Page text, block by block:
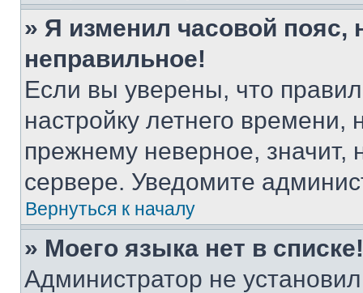
» Я изменил часовой пояс,
неправильное!
Если вы уверены, что
настройку летнего
прежнему неверное, значит,
сервере. Уведомите
Вернуться к началу
» Моего языка нет в списке!
Администратор не